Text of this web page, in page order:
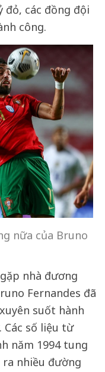
đỏ, các đồng đội
công.
nữa của Bruno
nhà đương
Fernandes đã
suốt hành
Các số liệu từ
năm 1994 tung
nhiều đường